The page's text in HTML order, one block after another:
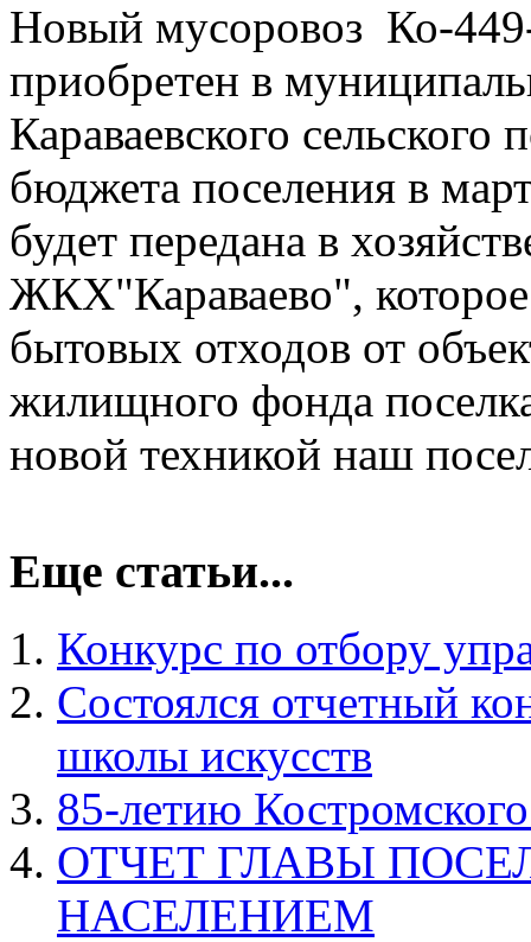
Новый мусоровоз Ко-
приобретен в
Караваевского сельского
бюджета поселения в
будет передана в
ЖКХ"Караваево",
бытовых отходов от
жилищного фонда
новой техникой наш
Еще статьи...
Конкурс по отбору
Состоялся отчетный
школы искусств
85-летию
ОТЧЕТ ГЛАВЫ
НАСЕЛЕНИЕМ